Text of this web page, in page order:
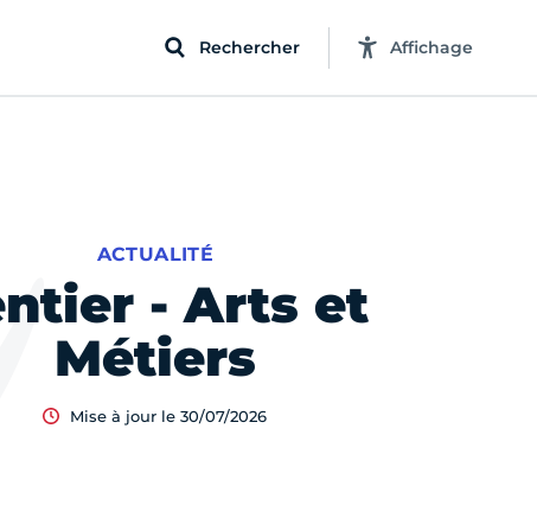
Rechercher Affichage
- Arts et
Métiers
ACTUALITÉ
Mise à jour le 30/07/2026